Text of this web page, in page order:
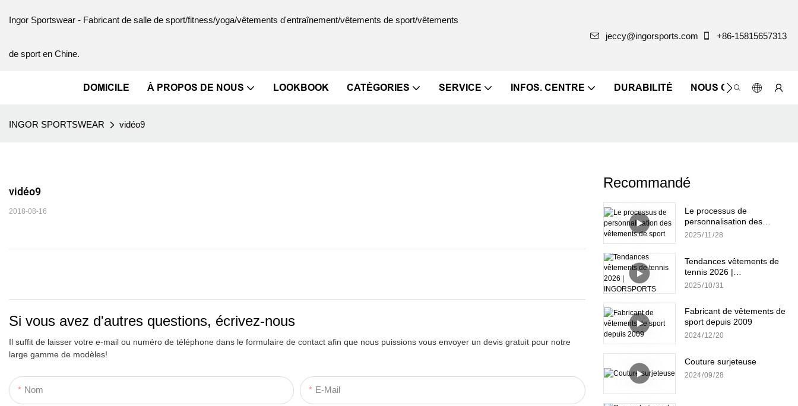
Ingor Sportswear - Fabricant de salle de sport/fitness/yoga/vêtements d'entraînement/vêtements de sport/vêtements
de sport en Chine.
jeccy@ingorsports.com +86-15815657313
DOMICILE À PROPOS DE NOUS LOOKBOOK CATÉGORIES SERVICE INFOS. CENTRE DURABILITÉ NOUS CONTACTER
INGOR SPORTSWEAR vidéo9
vidéo9
2018-08-16
Si vous avez d'autres questions, écrivez-nous
Il suffit de laisser votre e-mail ou numéro de téléphone dans le formulaire de contact afin que nous puissions vous envoyer un devis gratuit pour notre
large gamme de modèles!
Nom E-Mail
Recommandé
Le processus de
personnalisation des
vêtements de sport
2025 11 28
Tendances vêtements de
tennis 2026 |
INGORSPORTS
2025 10 31
Fabricant de vêtements de
sport depuis 2009
2024 12 20
Couture surjeteuse
2024 09 28